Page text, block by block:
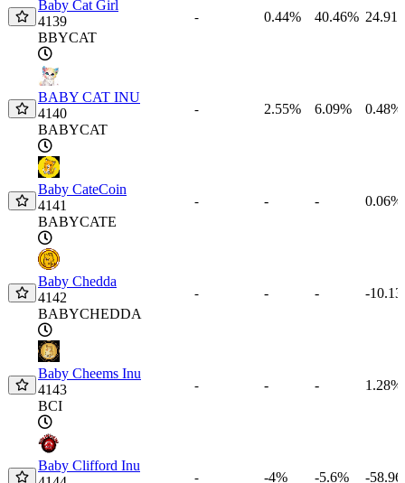
Baby Cat Girl
4139
BBYCAT
- 0.44% 40.46%
BABY CAT INU
4140
BABYCAT
- 2.55% 6.09% 0.48%
Baby CateCoin
4141
BABYCATE
- - - 0.06%
Baby Chedda
4142
BABYCHEDDA
- - - -
Baby Cheems Inu
4143
BCI
- - - 1.28%
Baby Clifford Inu
- -4% -5.6% -